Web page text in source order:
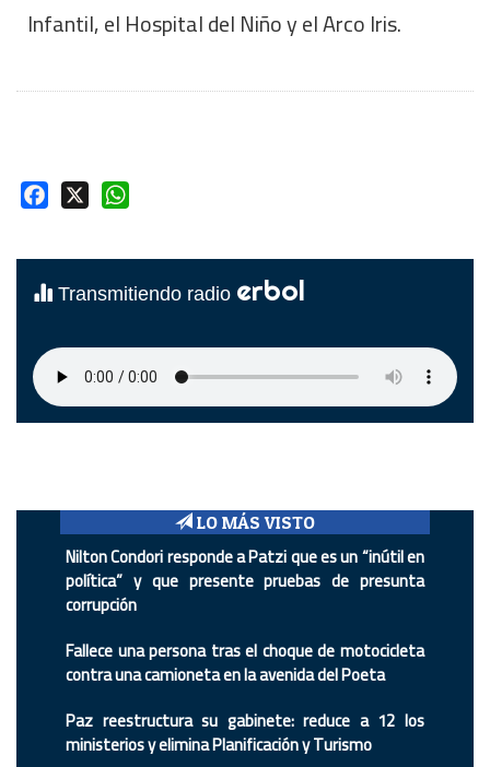
Infantil, el Hospital del Niño y el Arco Iris.
Facebook
Transmitiendo radio erbol
LO MÁS VISTO
Nilton Condori responde a Patzi que es un “inútil en
política” y que presente pruebas de presunta
corrupción
Fallece una persona tras el choque de motocicleta
contra una camioneta en la avenida del Poeta
Paz reestructura su gabinete: reduce a 12 los
ministerios y elimina Planificación y Turismo